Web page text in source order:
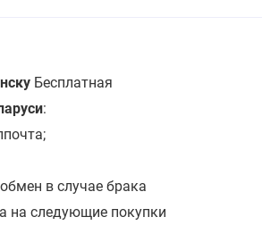
Бесплатная
:
в случае брака
на следующие покупки